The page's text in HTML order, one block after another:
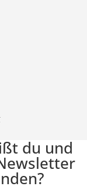
du und